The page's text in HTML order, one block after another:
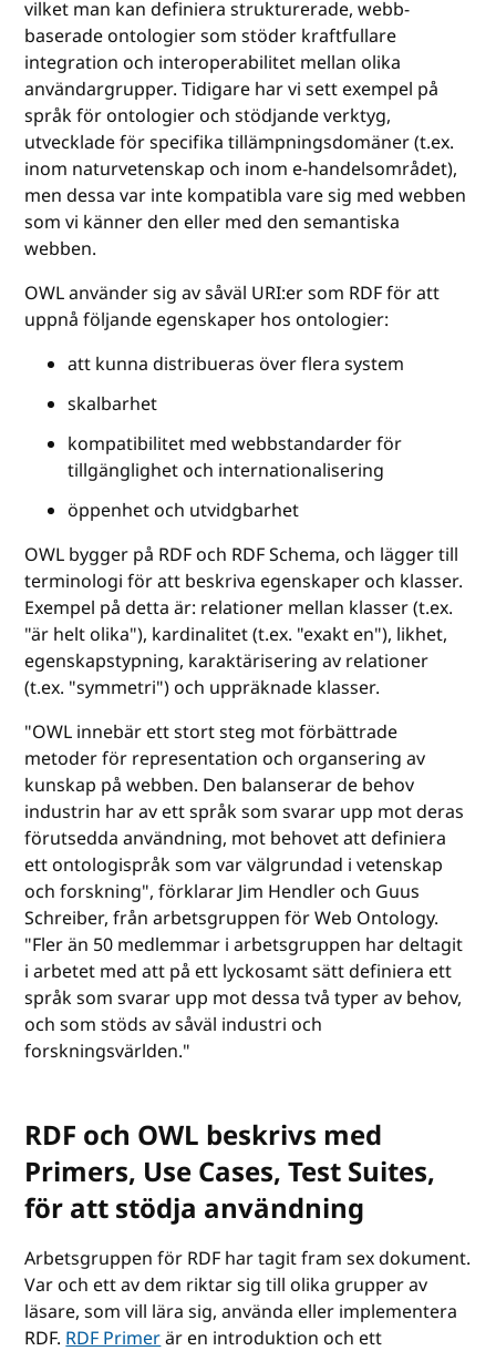
vilket man kan definiera strukturerade, webb-
baserade ontologier som stöder kraftfullare
integration och interoperabilitet mellan olika
användargrupper. Tidigare har vi sett exempel på
språk för ontologier och stödjande verktyg,
utvecklade för specifika tillämpningsdomäner (t.ex.
inom naturvetenskap och inom e-handelsområdet),
men dessa var inte kompatibla vare sig med webben
som vi känner den eller med den semantiska
webben.
OWL använder sig av såväl URI:er som RDF för att
uppnå följande egenskaper hos ontologier:
att kunna distribueras över flera system
skalbarhet
kompatibilitet med webbstandarder för
tillgänglighet och internationalisering
öppenhet och utvidgbarhet
OWL bygger på RDF och RDF Schema, och lägger till
terminologi för att beskriva egenskaper och klasser.
Exempel på detta är: relationer mellan klasser (t.ex.
"är helt olika"), kardinalitet (t.ex. "exakt en"), likhet,
egenskapstypning, karaktärisering av relationer
(t.ex. "symmetri") och uppräknade klasser.
"OWL innebär ett stort steg mot förbättrade
metoder för representation och organsering av
kunskap på webben. Den balanserar de behov
industrin har av ett språk som svarar upp mot deras
förutsedda användning, mot behovet att definiera
ett ontologispråk som var välgrundad i vetenskap
och forskning", förklarar Jim Hendler och Guus
Schreiber, från arbetsgruppen för Web Ontology.
"Fler än 50 medlemmar i arbetsgruppen har deltagit
i arbetet med att på ett lyckosamt sätt definiera ett
språk som svarar upp mot dessa två typer av behov,
och som stöds av såväl industri och
forskningsvärlden."
RDF och OWL beskrivs med
Primers, Use Cases, Test Suites,
för att stödja användning
Arbetsgruppen för RDF har tagit fram sex dokument.
Var och ett av dem riktar sig till olika grupper av
läsare, som vill lära sig, använda eller implementera
RDF.RDF Primerär en introduktion och ett